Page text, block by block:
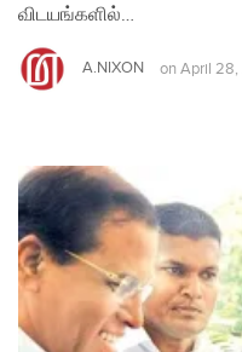
விடயங்களில்…
A.NIXON on April 28,